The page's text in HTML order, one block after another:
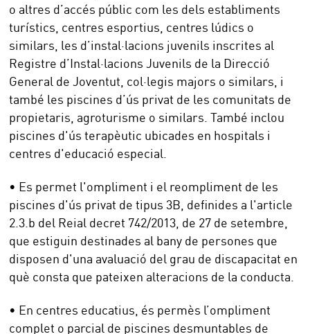
o altres d’accés públic com les dels establiments
turístics, centres esportius, centres lúdics o
similars, les d’instal·lacions juvenils inscrites al
Registre d’Instal·lacions Juvenils de la Direcció
General de Joventut, col·legis majors o similars, i
també les piscines d’ús privat de les comunitats de
propietaris, agroturisme o similars. També inclou
piscines d'ús terapèutic ubicades en hospitals i
centres d'educació especial.
• Es permet l'ompliment i el reompliment de les
piscines d'ús privat de tipus 3B, definides a l'article
2.3.b del Reial decret 742/2013, de 27 de setembre,
que estiguin destinades al bany de persones que
disposen d'una avaluació del grau de discapacitat en
què consta que pateixen alteracions de la conducta.
• En centres educatius, és permès l’ompliment
complet o parcial de piscines desmuntables de